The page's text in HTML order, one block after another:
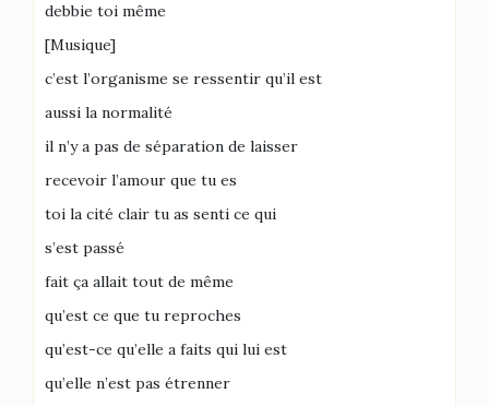
debbie toi même
[Musique]
c’est l’organisme se ressentir qu’il est
aussi la normalité
il n’y a pas de séparation de laisser
recevoir l’amour que tu es
toi la cité clair tu as senti ce qui
s’est passé
fait ça allait tout de même
qu’est ce que tu reproches
qu’est-ce qu’elle a faits qui lui est
qu’elle n’est pas étrenner